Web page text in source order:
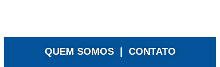
QUEM SOMOS | CONTATO